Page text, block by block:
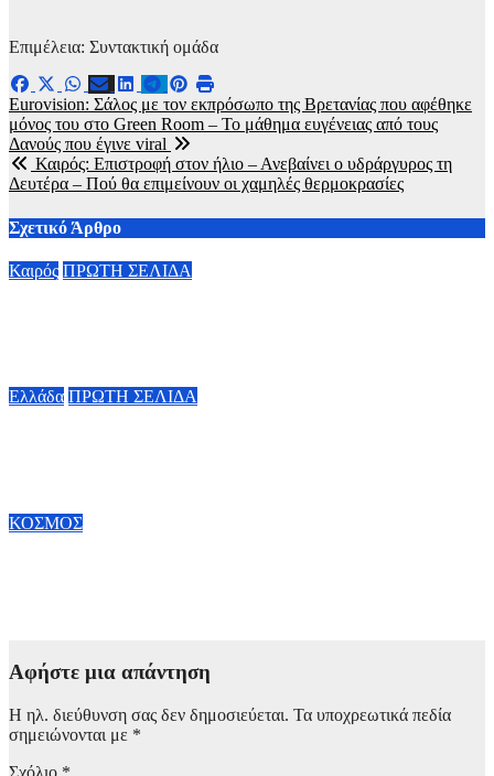
Επιμέλεια: Συντακτική ομάδα
Πλοήγηση
άρθρων
Eurovision: Σάλος με τον εκπρόσωπο της Βρετανίας που αφέθηκε
μόνος του στο Green Room – Το μάθημα ευγένειας από τους
Δανούς που έγινε viral
Καιρός: Επιστροφή στον ήλιο – Ανεβαίνει ο υδράργυρος τη
Δευτέρα – Πού θα επιμείνουν οι χαμηλές θερμοκρασίες
Σχετικό Άρθρο
Καιρός ΠΡΩΤΗ ΣΕΛΙΔΑ
Ελλάδα ΠΡΩΤΗ ΣΕΛΙΔΑ
ΚΟΣΜΟΣ
Αφήστε μια απάντηση
Η ηλ. διεύθυνση σας δεν δημοσιεύεται. Τα υποχρεωτικά πεδία
σημειώνονται με *
Σχόλιο *